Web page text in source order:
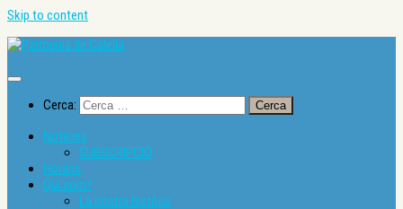
Skip to content
Cerca:
Notícies
SUBSCRIPCIÓ
Horaris
Qui som?
La nostra història